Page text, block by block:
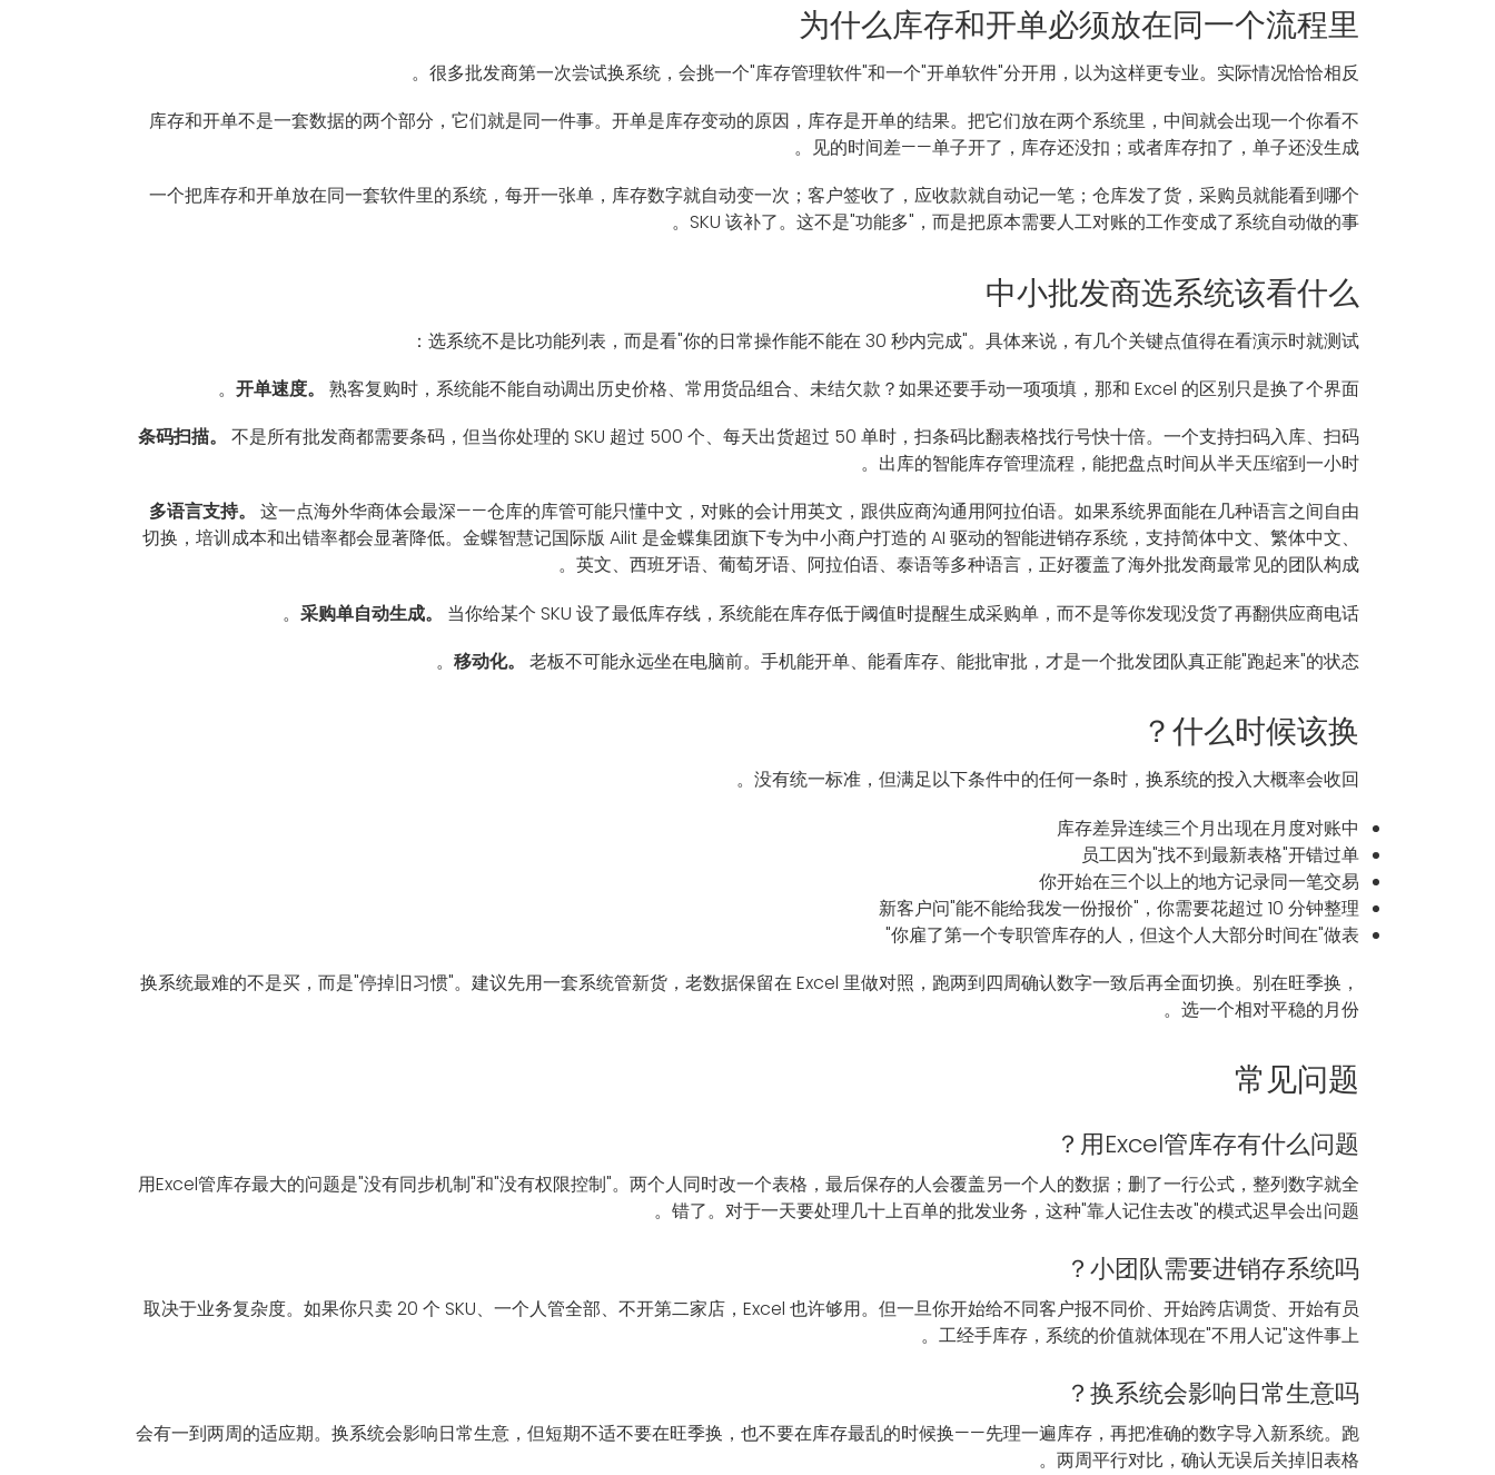
为什么库存和开单必须放在同一个流程里
很多批发商第一次尝试换系统，会挑一个"库存管理软件"和一个"开单软件"分开用，以为这样更专业。实际情况恰恰相反。
库存和开单不是一套数据的两个部分，它们就是同一件事。开单是库存变动的原因，库存是开单的结果。把它们放在两个系统里，中间就会出现一个你看不
见的时间差——单子开了，库存还没扣；或者库存扣了，单子还没生成。
一个把库存和开单放在同一套软件里的系统，每开一张单，库存数字就自动变一次；客户签收了，应收款就自动记一笔；仓库发了货，采购员就能看到哪个
SKU 该补了。这不是"功能多"，而是把原本需要人工对账的工作变成了系统自动做的事。
中小批发商选系统该看什么
选系统不是比功能列表，而是看"你的日常操作能不能在 30 秒内完成"。具体来说，有几个关键点值得在看演示时就测试：
开单速度。
熟客复购时，系统能不能自动调出历史价格、常用货品组合、未结欠款？如果还要手动一项项填，那和 Excel 的区别只是换了个界面。
条码扫描。
不是所有批发商都需要条码，但当你处理的 SKU 超过 500 个、每天出货超过 50 单时，扫条码比翻表格找行号快十倍。一个支持扫码入库、扫码
出库的智能库存管理流程，能把盘点时间从半天压缩到一小时。
多语言支持。
这一点海外华商体会最深——仓库的库管可能只懂中文，对账的会计用英文，跟供应商沟通用阿拉伯语。如果系统界面能在几种语言之间自由
切换，培训成本和出错率都会显著降低。金蝶智慧记国际版 Ailit 是金蝶集团旗下专为中小商户打造的 AI 驱动的智能进销存系统，支持简体中文、繁体中文、
英文、西班牙语、葡萄牙语、阿拉伯语、泰语等多种语言，正好覆盖了海外批发商最常见的团队构成。
采购单自动生成。
当你给某个 SKU 设了最低库存线，系统能在库存低于阈值时提醒生成采购单，而不是等你发现没货了再翻供应商电话。
移动化。
老板不可能永远坐在电脑前。手机能开单、能看库存、能批审批，才是一个批发团队真正能"跑起来"的状态。
什么时候该换？
没有统一标准，但满足以下条件中的任何一条时，换系统的投入大概率会收回。
库存差异连续三个月出现在月度对账中
员工因为"找不到最新表格"开错过单
你开始在三个以上的地方记录同一笔交易
新客户问"能不能给我发一份报价"，你需要花超过 10 分钟整理
你雇了第一个专职管库存的人，但这个人大部分时间在"做表"
换系统最难的不是买，而是"停掉旧习惯"。建议先用一套系统管新货，老数据保留在 Excel 里做对照，跑两到四周确认数字一致后再全面切换。别在旺季换，
选一个相对平稳的月份。
常见问题
用Excel管库存有什么问题？
用Excel管库存最大的问题是"没有同步机制"和"没有权限控制"。两个人同时改一个表格，最后保存的人会覆盖另一个人的数据；删了一行公式，整列数字就全
错了。对于一天要处理几十上百单的批发业务，这种"靠人记住去改"的模式迟早会出问题。
小团队需要进销存系统吗？
取决于业务复杂度。如果你只卖 20 个 SKU、一个人管全部、不开第二家店，Excel 也许够用。但一旦你开始给不同客户报不同价、开始跨店调货、开始有员
工经手库存，系统的价值就体现在"不用人记"这件事上。
换系统会影响日常生意吗？
会有一到两周的适应期。换系统会影响日常生意，但短期不适不要在旺季换，也不要在库存最乱的时候换——先理一遍库存，再把准确的数字导入新系统。跑
两周平行对比，确认无误后关掉旧表格。